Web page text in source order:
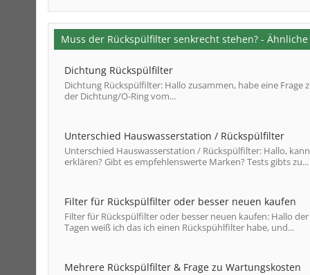
Muss der Rückspülfilter senkrecht stehen? - Ähnliche
Dichtung Rückspülfilter
Dichtung Rückspülfilter: Hallo zusammen, habe eine
der Dichtung/O-Ring vom...
Unterschied Hauswasserstation / Rückspülfilter
Unterschied Hauswasserstation / Rückspülfilter: Hallo,
erklären? Gibt es empfehlenswerte Marken? Tests gibts zu...
Filter für Rückspülfilter oder besser neuen kaufen
Filter für Rückspülfilter oder besser neuen kaufen: Hallo
Tagen weiß ich das ich einen Rückspühlfilter habe, und...
Mehrere Rückspülfilter & Frage zu Wartungskosten